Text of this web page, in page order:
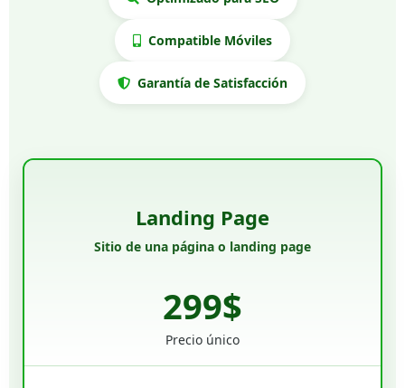
Compatible Móviles
Garantía de Satisfacción
Landing Page
Sitio de una página o landing page
299$
Precio único